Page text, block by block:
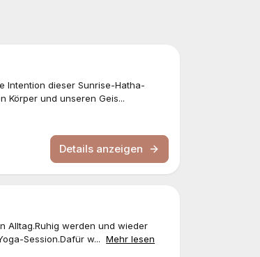
Intention dieser Sunrise-Hatha-
Körper und unseren Geis...
Details anzeigen
Alltag.Ruhig werden und wieder
Session.Dafür w... Mehr lesen